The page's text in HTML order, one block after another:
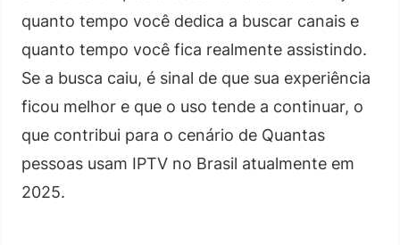
quanto tempo você dedica a buscar canais e
quanto tempo você fica realmente assistindo.
Se a busca caiu, é sinal de que sua experiência
ficou melhor e que o uso tende a continuar, o
que contribui para o cenário de Quantas
pessoas usam IPTV no Brasil atualmente em
2025.